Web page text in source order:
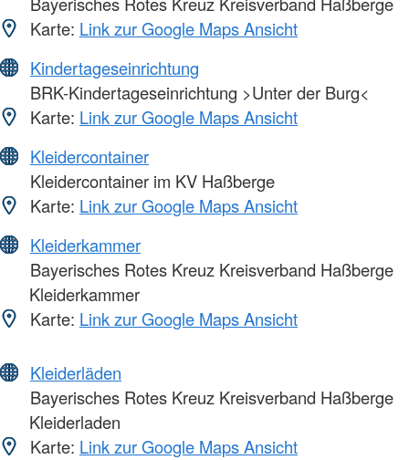
Karte: Link zur Google Maps Ansicht
Kindertageseinrichtung
BRK-Kindertageseinrichtung >Unter der Burg<
Karte: Link zur Google Maps Ansicht
Kleidercontainer
Kleidercontainer im KV Haßberge
Karte: Link zur Google Maps Ansicht
Kleiderkammer
Bayerisches Rotes Kreuz Kreisverband Haßberge
Kleiderkammer
Karte: Link zur Google Maps Ansicht
Kleiderläden
Bayerisches Rotes Kreuz Kreisverband Haßberge
Kleiderladen
Karte: Link zur Google Maps Ansicht